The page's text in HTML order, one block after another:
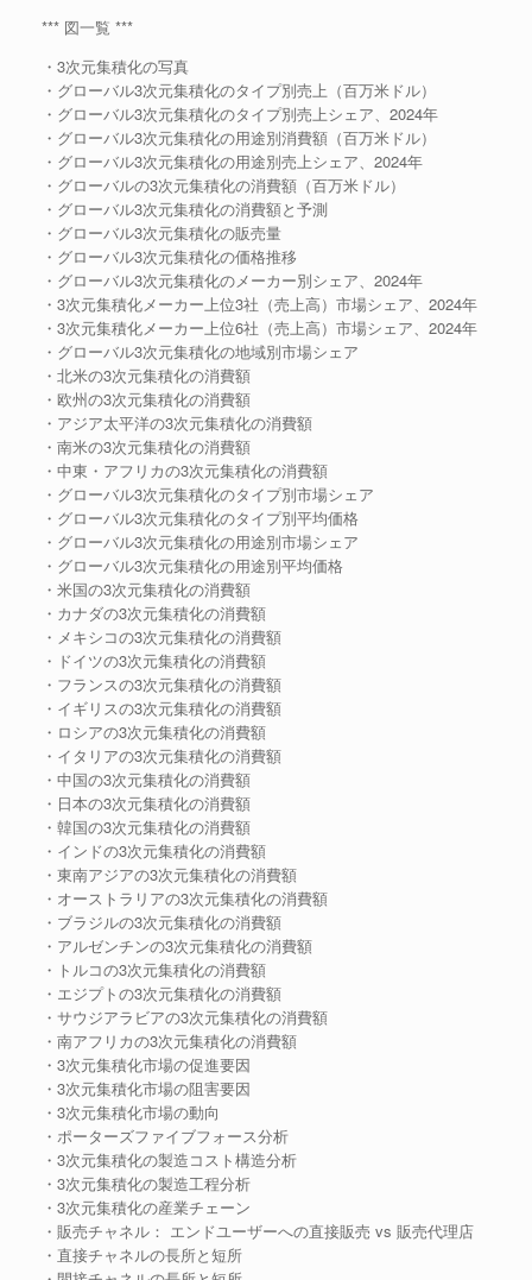
*** 図一覧 ***
・3次元集積化の写真
・グローバル3次元集積化のタイプ別売上（百万米ドル）
・グローバル3次元集積化のタイプ別売上シェア、2024年
・グローバル3次元集積化の用途別消費額（百万米ドル）
・グローバル3次元集積化の用途別売上シェア、2024年
・グローバルの3次元集積化の消費額（百万米ドル）
・グローバル3次元集積化の消費額と予測
・グローバル3次元集積化の販売量
・グローバル3次元集積化の価格推移
・グローバル3次元集積化のメーカー別シェア、2024年
・3次元集積化メーカー上位3社（売上高）市場シェア、2024年
・3次元集積化メーカー上位6社（売上高）市場シェア、2024年
・グローバル3次元集積化の地域別市場シェア
・北米の3次元集積化の消費額
・欧州の3次元集積化の消費額
・アジア太平洋の3次元集積化の消費額
・南米の3次元集積化の消費額
・中東・アフリカの3次元集積化の消費額
・グローバル3次元集積化のタイプ別市場シェア
・グローバル3次元集積化のタイプ別平均価格
・グローバル3次元集積化の用途別市場シェア
・グローバル3次元集積化の用途別平均価格
・米国の3次元集積化の消費額
・カナダの3次元集積化の消費額
・メキシコの3次元集積化の消費額
・ドイツの3次元集積化の消費額
・フランスの3次元集積化の消費額
・イギリスの3次元集積化の消費額
・ロシアの3次元集積化の消費額
・イタリアの3次元集積化の消費額
・中国の3次元集積化の消費額
・日本の3次元集積化の消費額
・韓国の3次元集積化の消費額
・インドの3次元集積化の消費額
・東南アジアの3次元集積化の消費額
・オーストラリアの3次元集積化の消費額
・ブラジルの3次元集積化の消費額
・アルゼンチンの3次元集積化の消費額
・トルコの3次元集積化の消費額
・エジプトの3次元集積化の消費額
・サウジアラビアの3次元集積化の消費額
・南アフリカの3次元集積化の消費額
・3次元集積化市場の促進要因
・3次元集積化市場の阻害要因
・3次元集積化市場の動向
・ポーターズファイブフォース分析
・3次元集積化の製造コスト構造分析
・3次元集積化の製造工程分析
・3次元集積化の産業チェーン
・販売チャネル： エンドユーザーへの直接販売 vs 販売代理店
・直接チャネルの長所と短所